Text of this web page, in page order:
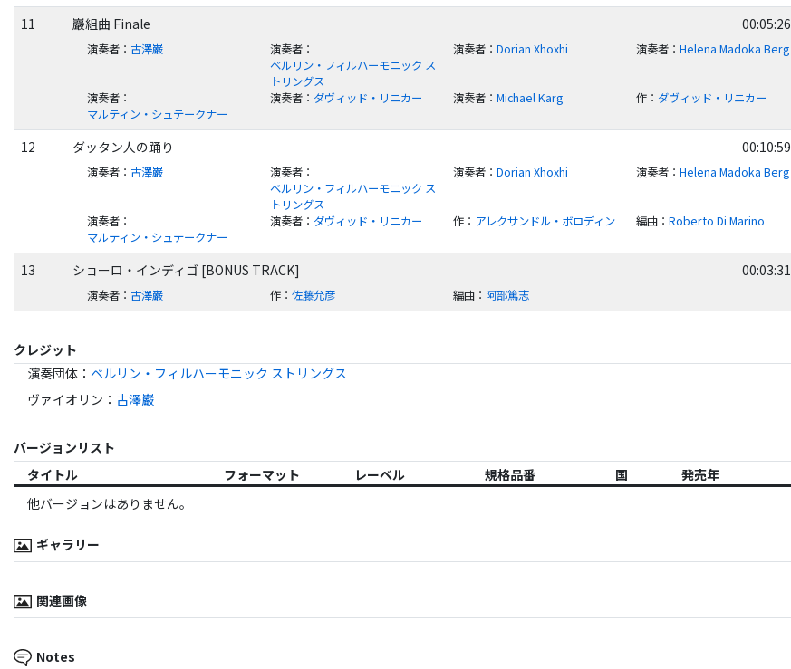
11 巖組曲 Finale 00:05:26
演奏者 ： 古澤巌 演奏者 ：
ベルリン・フィルハーモニック ス
トリングス
演奏者 ：Dorian Xhoxhi 演奏者 ：Helena Madoka Berg
演奏者 ：
マルティン・シュテークナー
演奏者 ： ダヴィッド・リニカー 演奏者 ：Michael Karg 作 ： ダヴィッド・リニカー
12 ダッタン人の踊り 00:10:59
演奏者 ： 古澤巌 演奏者 ：
ベルリン・フィルハーモニック ス
トリングス
演奏者 ：Dorian Xhoxhi 演奏者 ：Helena Madoka Berg
演奏者 ：
マルティン・シュテークナー
演奏者 ： ダヴィッド・リニカー 作 ： アレクサンドル・ボロディン 編曲 ：Roberto Di Marino
13 ショーロ・インディゴ [BONUS TRACK] 00:03:31
演奏者 ： 古澤巌 作 ：佐藤允彦 編曲 ： 阿部篤志
クレジット
演奏団体 ： ベルリン・フィルハーモニック ストリングス
ヴァイオリン ： 古澤巌
バージョンリスト
タイトル
フォーマット レーベル 規格品番 国
発売年
他バージョンはありません。
ギャラリー
関連画像
Notes